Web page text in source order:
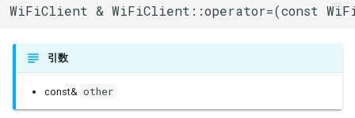
WiFiClient & WiFiClient::operator=(const
引数
const& other